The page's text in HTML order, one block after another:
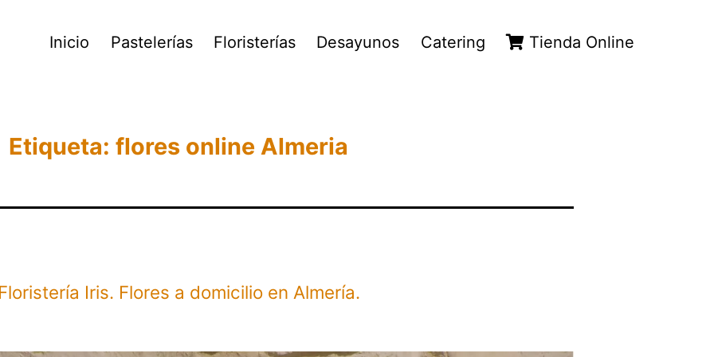
Inicio Pastelerías Floristerías Desayunos Catering Tienda Online
Etiqueta: flores online Almeria
Floristería Iris. Flores a domicilio en Almería.